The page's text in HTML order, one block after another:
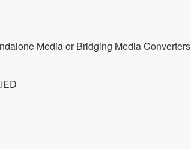
Media or Bridging Media Converters